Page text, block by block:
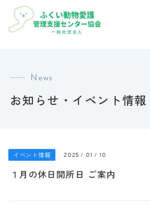
News
お知らせ・イベント情報
イベント情報 2025 / 01 / 10
１月の休日開所日 ご案内